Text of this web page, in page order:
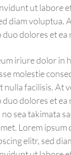
ut labore
diam voluptua.
duo dolores et ea
iriure dolor in
molestie
nulla facilisis. At
duo dolores et ea
sea takimata
Lorem ipsum
elitr, sed